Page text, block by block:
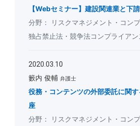
【Webセミナー】建設関連業と下
リスクマネジメント・コン
独占禁止法・競争法コンプライアン
2020.03.10
籔内 俊輔 弁護士
役務・コンテンツの外部委託に関
座
リスクマネジメント・コン